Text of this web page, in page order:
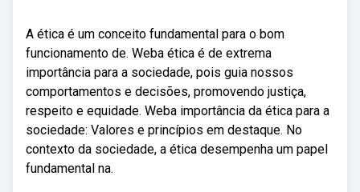
A ética é um conceito fundamental para o bom
funcionamento de. Weba ética é de extrema
importância para a sociedade, pois guia nossos
comportamentos e decisões, promovendo justiça,
respeito e equidade. Weba importância da ética para a
sociedade: Valores e princípios em destaque. No
contexto da sociedade, a ética desempenha um papel
fundamental na.